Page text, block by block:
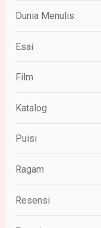
Dunia Menulis
Esai
Film
Katalog
Puisi
Ragam
Resensi